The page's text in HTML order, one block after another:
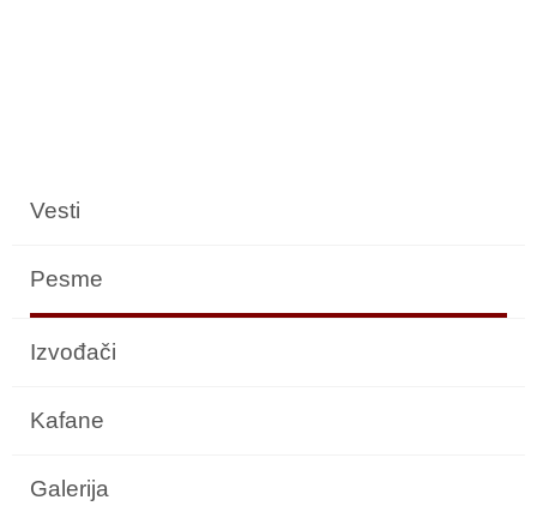
Vesti
Pesme
Izvođači
Kafane
Galerija